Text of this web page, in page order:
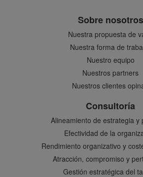
Sobre nosotros
Nuestra propuesta de
Nuestra forma de
Nuestro equipo
Nuestros partners
Nuestros clientes
Consultoría
Alineamiento de estrategia y
Efectividad de la
Rendimiento organizativo y
Atracción, compromiso y
Gestión estratégica del